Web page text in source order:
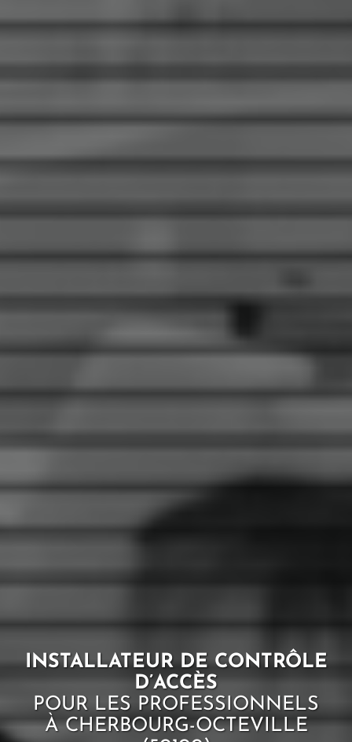
INSTALLATEUR DE CONTRÔLE
D’ACCÈS
POUR LES PROFESSIONNELS
À CHERBOURG-OCTEVILLE